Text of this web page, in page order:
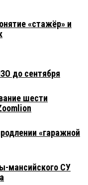
«стажёр» и
до сентября
шести
«гаражной
мансийского СУ